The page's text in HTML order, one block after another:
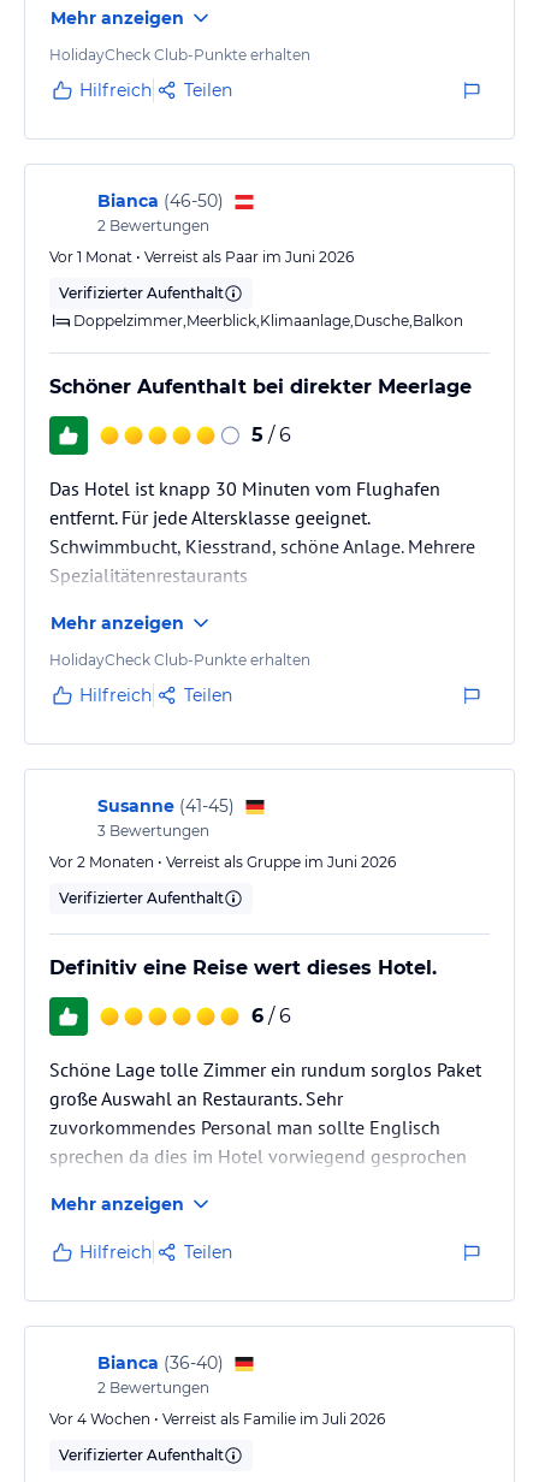
Mehr anzeigen
HolidayCheck Club-Punkte erhalten
Hilfreich Teilen
Bianca (46-50)
2 Bewertungen
Vor 1 Monat • Verreist als Paar im Juni 2026
Verifizierter Aufenthalt
Doppelzimmer,Meerblick,Klimaanlage,Dusche,Balkon
Schöner Aufenthalt bei direkter Meerlage
5 / 6
Das Hotel ist knapp 30 Minuten vom Flughafen
entfernt. Für jede Altersklasse geeignet.
Schwimmbucht, Kiesstrand, schöne Anlage. Mehrere
Spezialitätenrestaurants
Mehr anzeigen
HolidayCheck Club-Punkte erhalten
Hilfreich Teilen
Susanne (41-45)
3 Bewertungen
Vor 2 Monaten • Verreist als Gruppe im Juni 2026
Verifizierter Aufenthalt
Definitiv eine Reise wert dieses Hotel.
6 / 6
Schöne Lage tolle Zimmer ein rundum sorglos Paket
große Auswahl an Restaurants. Sehr
zuvorkommendes Personal man sollte Englisch
sprechen da dies im Hotel vorwiegend gesprochen
Mehr anzeigen
Hilfreich Teilen
Bianca (36-40)
2 Bewertungen
Vor 4 Wochen • Verreist als Familie im Juli 2026
Verifizierter Aufenthalt